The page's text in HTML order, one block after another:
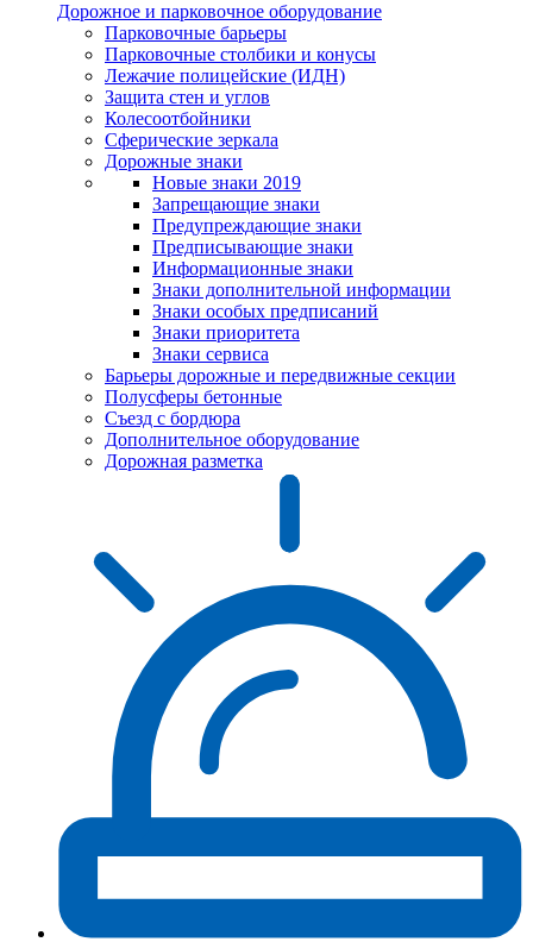
Дорожное и парковочное оборудование
Парковочные барьеры
Парковочные столбики и конусы
Лежачие полицейские (ИДН)
Защита стен и углов
Колесоотбойники
Сферические зеркала
Дорожные знаки
Новые знаки 2019
Запрещающие знаки
Предупреждающие знаки
Предписывающие знаки
Информационные знаки
Знаки дополнительной информации
Знаки особых предписаний
Знаки приоритета
Знаки сервиса
Барьеры дорожные и передвижные секции
Полусферы бетонные
Съезд с бордюра
Дополнительное оборудование
Дорожная разметка